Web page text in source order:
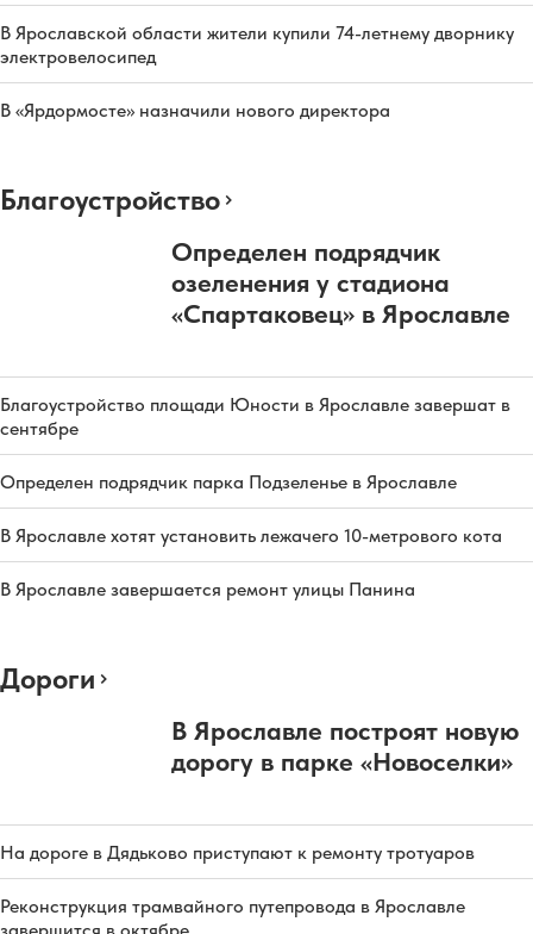
В Ярославской области жители купили 74-летнему дворнику
электровелосипед
В «Ярдормосте» назначили нового директора
Благоустройство
Определен подрядчик
озеленения у стадиона
«Спартаковец» в Ярославле
Благоустройство площади Юности в Ярославле завершат в
сентябре
Определен подрядчик парка Подзеленье в Ярославле
В Ярославле хотят установить лежачего 10-метрового кота
В Ярославле завершается ремонт улицы Панина
Дороги
В Ярославле построят новую
дорогу в парке «Новоселки»
На дороге в Дядьково приступают к ремонту тротуаров
Реконструкция трамвайного путепровода в Ярославле
завершится в октябре